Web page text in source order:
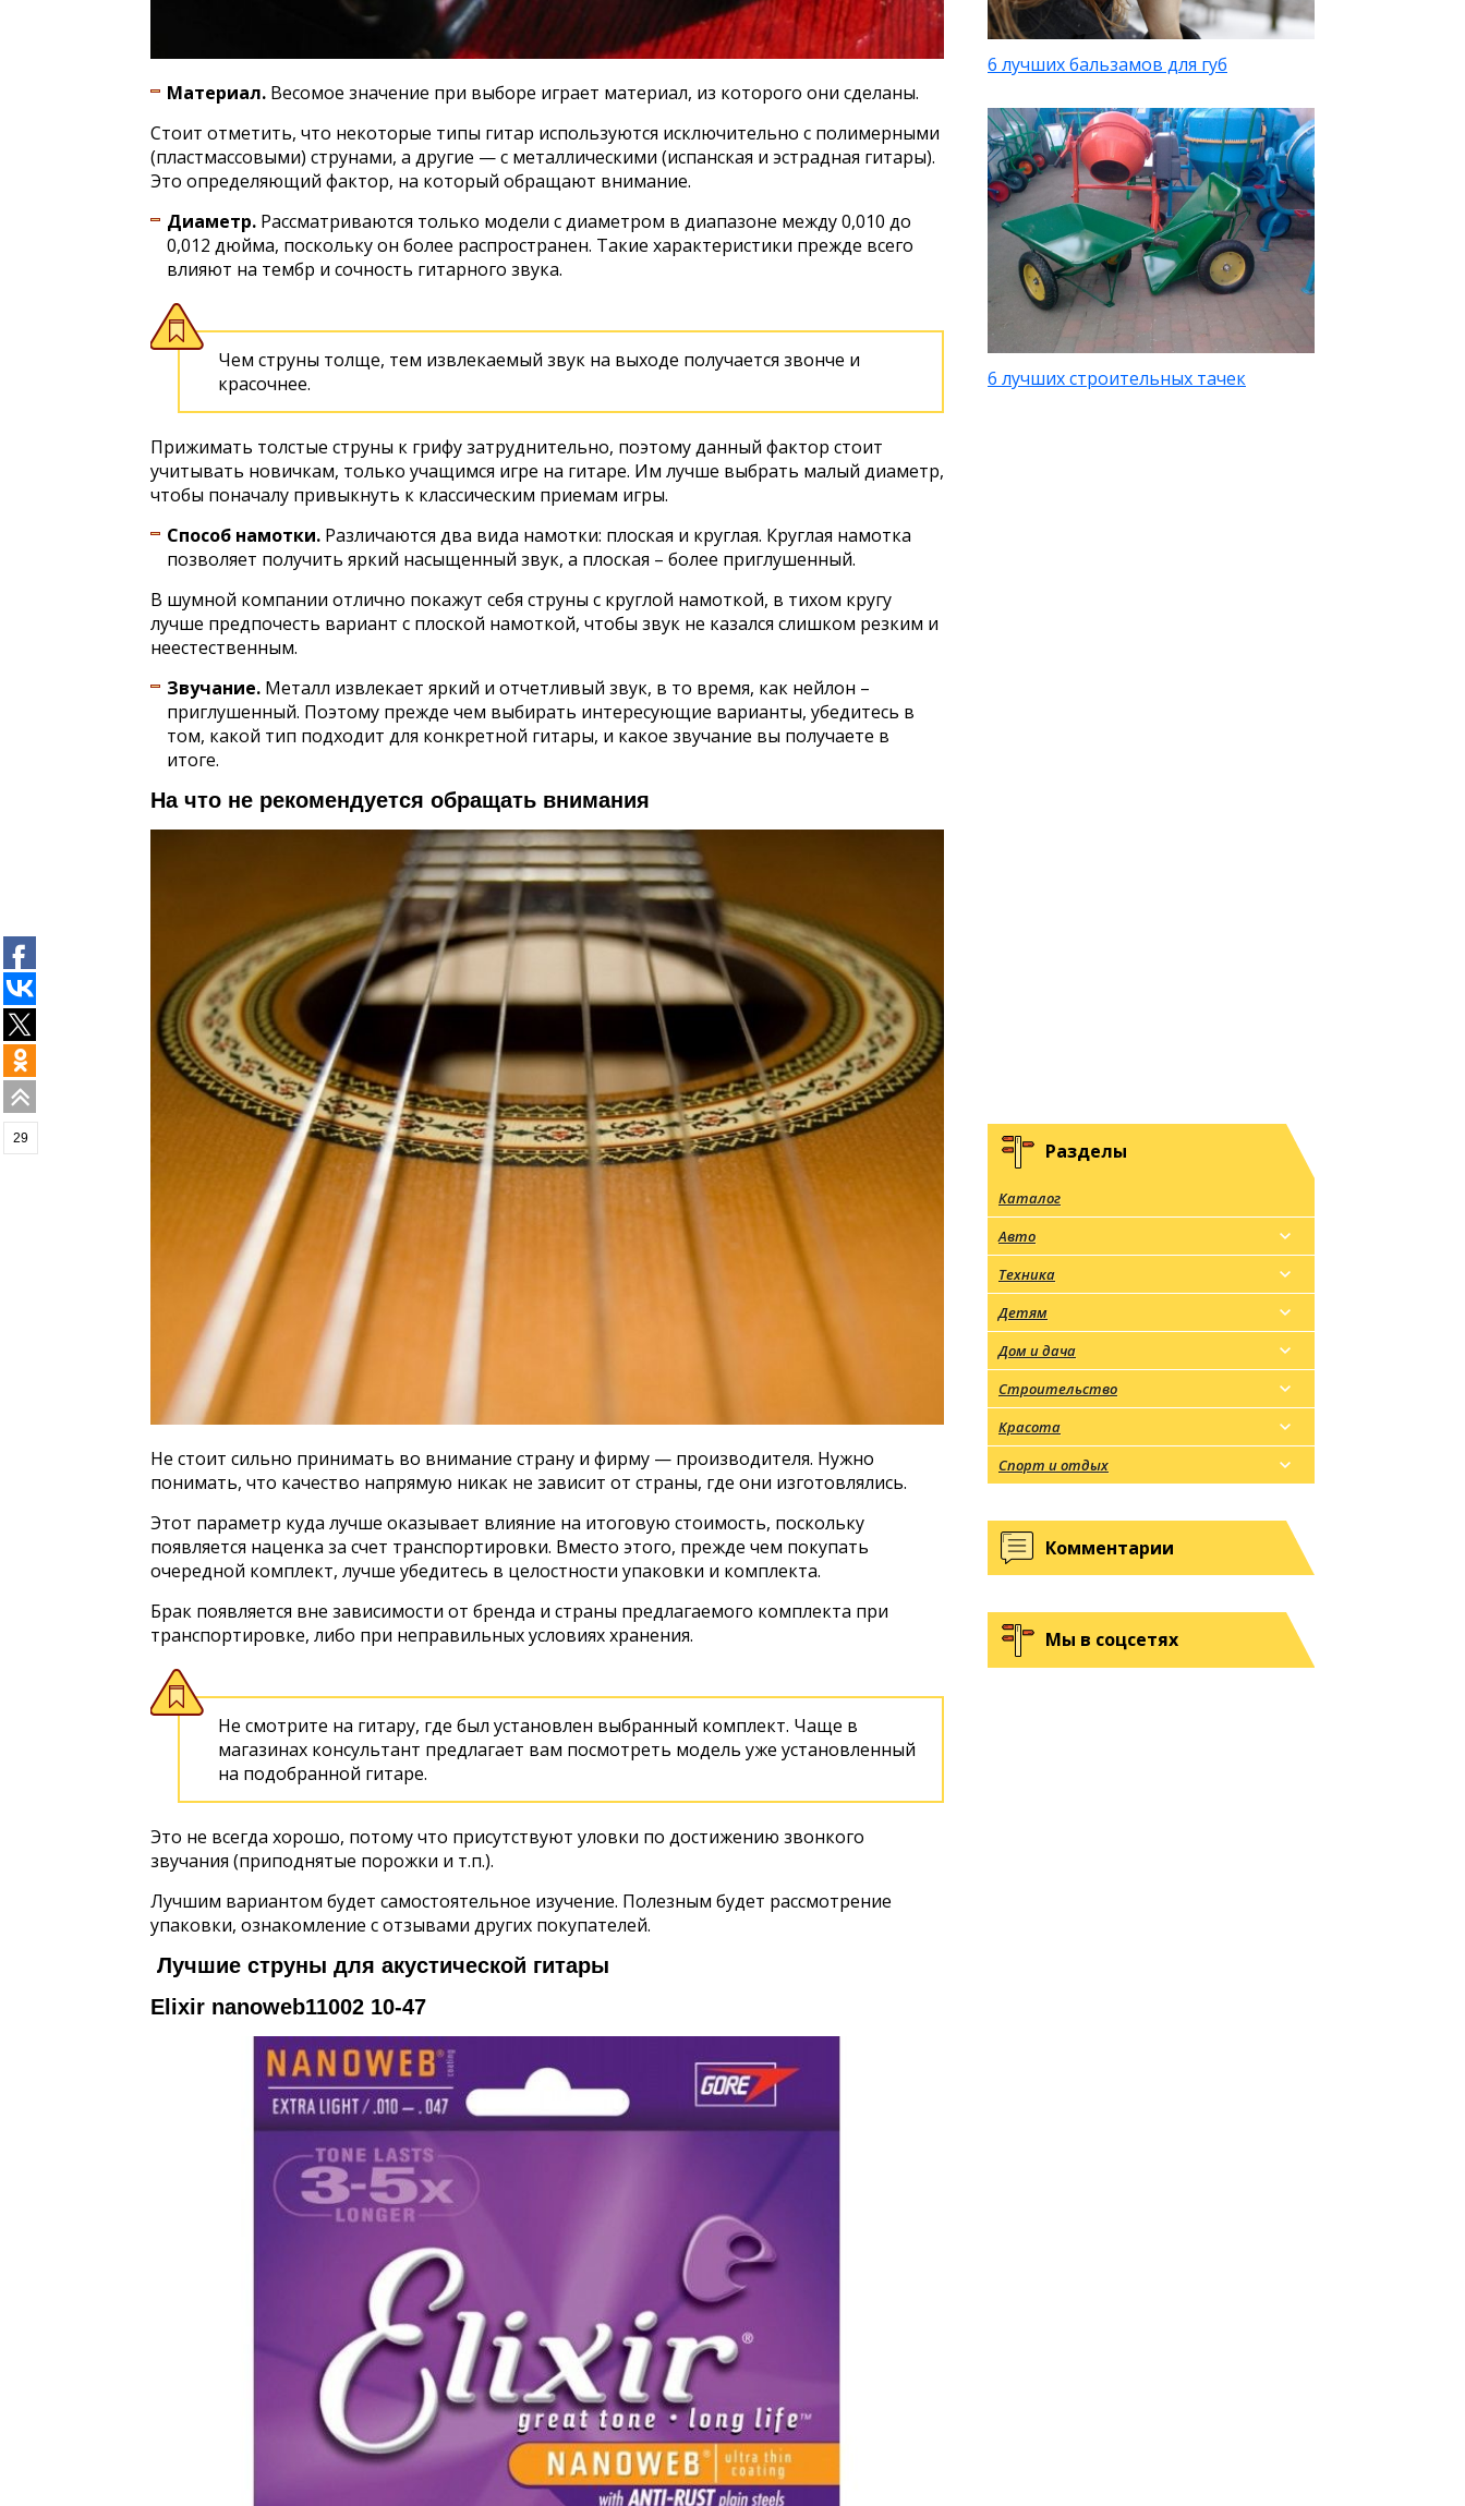
Материал. Весомое значение при выборе играет материал, из которого они сделаны.
Стоит отметить, что некоторые типы гитар используются исключительно с полимерными
(пластмассовыми) струнами, а другие — с металлическими (испанская и эстрадная гитары).
Это определяющий фактор, на который обращают внимание.
Диаметр. Рассматриваются только модели с диаметром в диапазоне между 0,010 до
0,012 дюйма, поскольку он более распространен. Такие характеристики прежде всего
влияют на тембр и сочность гитарного звука.
Чем струны толще, тем извлекаемый звук на выходе получается звонче и
красочнее.
Прижимать толстые струны к грифу затруднительно, поэтому данный фактор стоит
учитывать новичкам, только учащимся игре на гитаре. Им лучше выбрать малый диаметр,
чтобы поначалу привыкнуть к классическим приемам игры.
Способ намотки. Различаются два вида намотки: плоская и круглая. Круглая намотка
позволяет получить яркий насыщенный звук, а плоская – более приглушенный.
В шумной компании отлично покажут себя струны с круглой намоткой, в тихом кругу
лучше предпочесть вариант с плоской намоткой, чтобы звук не казался слишком резким и
неестественным.
Звучание. Металл извлекает яркий и отчетливый звук, в то время, как нейлон –
приглушенный. Поэтому прежде чем выбирать интересующие варианты, убедитесь в
том, какой тип подходит для конкретной гитары, и какое звучание вы получаете в
итоге.
На что не рекомендуется обращать внимания
Не стоит сильно принимать во внимание страну и фирму — производителя. Нужно
понимать, что качество напрямую никак не зависит от страны, где они изготовлялись.
Этот параметр куда лучше оказывает влияние на итоговую стоимость, поскольку
появляется наценка за счет транспортировки. Вместо этого, прежде чем покупать
очередной комплект, лучше убедитесь в целостности упаковки и комплекта.
Брак появляется вне зависимости от бренда и страны предлагаемого комплекта при
транспортировке, либо при неправильных условиях хранения.
Не смотрите на гитару, где был установлен выбранный комплект. Чаще в
магазинах консультант предлагает вам посмотреть модель уже установленный
на подобранной гитаре.
Это не всегда хорошо, потому что присутствуют уловки по достижению звонкого
звучания (приподнятые порожки и т.п.).
Лучшим вариантом будет самостоятельное изучение. Полезным будет рассмотрение
упаковки, ознакомление с отзывами других покупателей.
Лучшие струны для акустической гитары
Elixir nanoweb11002 10-47
6 лучших бальзамов для губ
6 лучших строительных тачек
Разделы
Каталог
Авто
Техника
Детям
Дом и дача
Строительство
Красота
Спорт и отдых
Комментарии
Мы в соцсетях
29